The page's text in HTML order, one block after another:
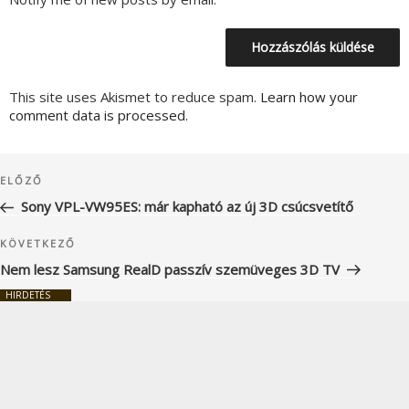
This site uses Akismet to reduce spam. Learn how your
comment data is processed.
navigáció
Korábbi
bejegyzés
ELŐZŐ
Sony VPL-VW95ES: már kapható az új 3D csúcsvetítő
Következő
bejegyzés
KÖVETKEZŐ
Nem lesz Samsung RealD passzív szemüveges 3D TV
HIRDETÉS